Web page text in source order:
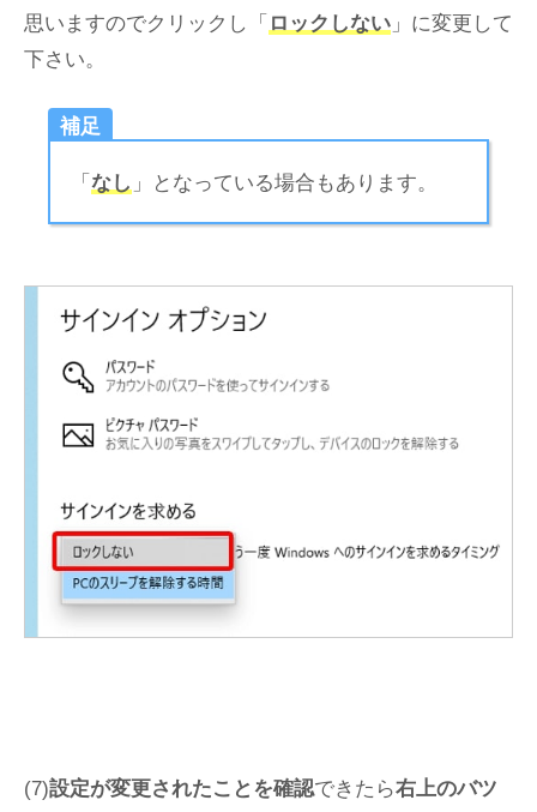
思いますのでクリックし「 ロックしない 」に変更して
下さい。
補足
「なし 」となっている場合もあります。
(7)設定が変更されたことを確認できたら右上のバツ